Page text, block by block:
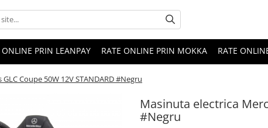
ONLINE PRIN LEANPAY RATE ONLINE PRIN MOKKA RATE
Coupe 50W 12V STANDARD #Negru
Masinuta electrica
#Negru